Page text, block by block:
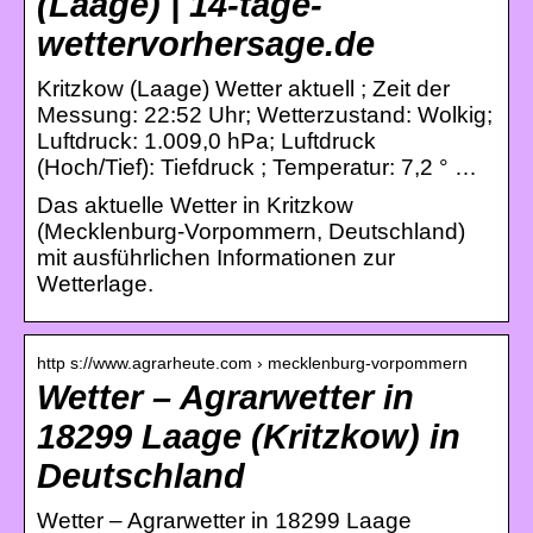
wettervorhersage.de
Kritzkow (Laage) Wetter aktuell ; Zeit der
Messung: 22:52 Uhr; Wetterzustand: Wolkig;
Luftdruck: 1.009,0 hPa; Luftdruck
(Hoch/Tief): Tiefdruck ; Temperatur: 7,2 ° …
Das aktuelle Wetter in Kritzkow
(Mecklenburg-Vorpommern, Deutschland)
mit ausführlichen Informationen zur
Wetterlage.
http s://www.agrarheute.com › mecklenburg-vorpommern
Wetter – Agrarwetter in
18299 Laage (Kritzkow) in
Deutschland
Wetter – Agrarwetter in 18299 Laage